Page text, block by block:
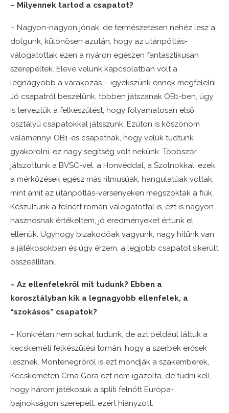
– Milyennek tartod a csapatot?
– Nagyon-nagyon jónak, de természetesen nehéz lesz a
dolgunk, különösen azután, hogy az utánpótlás-
válogatottak ezen a nyáron egészen fantasztikusan
szerepeltek. Eleve velünk kapcsolatban volt a
legnagyobb a várakozás – igyekszünk ennek megfelelni.
Jó csapatról beszélünk, többen játszanak OB1-ben, úgy
is terveztük a felkészülést, hogy folyamatosan első
osztályú csapatokkal játsszunk. Ezúton is köszönöm
valamennyi OB1-es csapatnak, hogy velük tudtunk
gyakorolni, ez nagy segítség volt nekünk. Többször
játszottunk a BVSC-vel, a Honvéddal, a Szolnokkal, ezek
a mérkőzések egész más ritmusúak, hangulatúak voltak,
mint amit az utánpótlás-versenyeken megszoktak a fiúk.
Készültünk a felnőtt román válogatottal is, ezt is nagyon
hasznosnak értékeltem, jó eredményeket értünk el
ellenük. Úgyhogy bizakodóak vagyunk, nagy hitünk van
a játékosokban és úgy érzem, a legjobb csapatot sikerült
összeállítani.
– Az ellenfelekről mit tudunk? Ebben a
korosztályban kik a legnagyobb ellenfelek, a
“szokásos” csapatok?
– Konkrétan nem sokat tudunk, de azt például láttuk a
kecskeméti felkészülési tornán, hogy a szerbek erősek
lesznek. Montenegróról is ezt mondják a szakemberek,
Kecskeméten Crna Gora ezt nem igazolta, de tudni kell,
hogy három játékosuk a spliti felnőtt Európa-
bajnokságon szerepelt, ezért hiányzott.